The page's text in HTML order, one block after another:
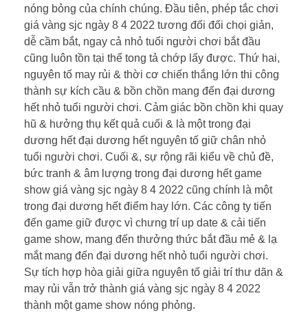
nóng bỏng của chính chúng. Đầu tiên, phép tắc chơi
giá vàng sjc ngày 8 4 2022 tương đối đối chọi giản,
dễ cầm bắt, ngay cả nhỏ tuổi người chơi bắt đầu
cũng luôn tồn tại thể tong tả chớp lấy được. Thứ hai,
nguyên tố may rủi & thời cơ chiến thắng lớn thi công
thành sự kích cầu & bồn chồn mang đến đại dương
hết nhỏ tuổi người chơi. Cảm giác bồn chồn khi quay
hũ & hưởng thụ kết quả cuối & là một trong đại
dương hết đại dương hết nguyên tố giữ chân nhỏ
tuổi người chơi. Cuối &, sự rộng rãi kiểu về chủ đề,
bức tranh & âm lượng trong đại dương hết game
show giá vàng sjc ngày 8 4 2022 cũng chính là một
trong đại dương hết điểm hay lớn. Các công ty tiến
đến game giữ được vì chưng trí up date & cải tiến
game show, mang đến thưởng thức bắt đầu mẻ & lạ
mắt mang đến đại dương hết nhỏ tuổi người chơi.
Sự tích hợp hòa giải giữa nguyên tố giải trí thư dãn &
may rủi vẫn trở thành giá vàng sjc ngày 8 4 2022
thành một game show nóng phỏng.